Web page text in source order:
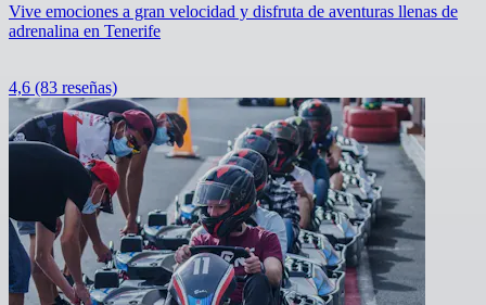
Vive emociones a gran velocidad y disfruta de aventuras llenas de
adrenalina en Tenerife
4,6 (83 reseñas)